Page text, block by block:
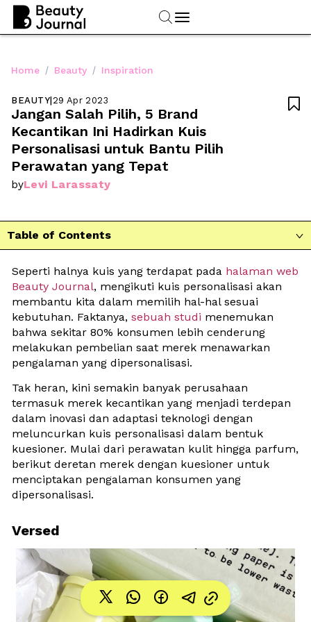
Home / Beauty / Inspiration
BEAUTY|29 Apr 2023
Jangan Salah Pilih, 5 Brand
Kecantikan Ini Hadirkan Kuis
Personalisasi untuk Bantu Pilih
Perawatan yang Tepat
byLevi Larassaty

Table of Contents 
Seperti halnya kuis yang terdapat pada halaman web
Beauty Journal, mengikuti kuis personalisasi akan
membantu kita dalam memilih hal-hal sesuai
kebutuhan. Faktanya, sebuah studi menemukan
bahwa sekitar 80% konsumen lebih cenderung
melakukan pembelian saat merek menawarkan
pengalaman yang dipersonalisasi.
Tak heran, kini semakin banyak perusahaan
termasuk merek kecantikan yang menjadi terdepan
dalam inovasi dan adaptasi teknologi dengan
meluncurkan kuis personalisasi dalam bentuk
kuesioner. Mulai dari perawatan kulit hingga parfum,
berikut deretan merek dengan kuesioner untuk
menciptakan pengalaman konsumen yang
dipersonalisasi.
Versed